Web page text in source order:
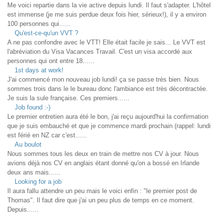
Me voici repartie dans la vie active depuis lundi. Il faut s'adapter. L'hôtel
est immense (je me suis perdue deux fois hier, sérieux!), il y a environ
100 personnes qui......
Qu'est-ce-qu'un VVT ?
A ne pas confondre avec le VTT! Elle était facile je sais... Le VVT est
l'abréviation du Visa Vacances Travail. C'est un visa accordé aux
personnes qui ont entre 18......
1st days at work!
J'ai commencé mon nouveau job lundi! ça se passe très bien. Nous
sommes trois dans le le bureau donc l'ambiance est très décontractée.
Je suis la sule française. Ces premiers......
Job found :-)
Le premier entretien aura été le bon, j'ai reçu aujourd'hui la confirmation
que je suis embauché et que je commence mardi prochain (rappel: lundi
est férié en NZ car c'est......
Au boulot
Nous sommes tous les deux en train de mettre nos CV à jour. Nous
avions déjà nos CV en anglais étant donné qu'on a bossé en Irlande
deux ans mais......
Looking for a job
Il aura fallu attendre un peu mais le voici enfin : "le premier post de
Thomas". Il faut dire que j'ai un peu plus de temps en ce moment.
Depuis......